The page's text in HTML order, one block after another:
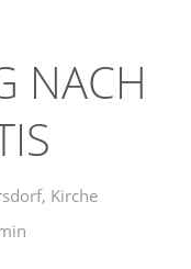
NACH
, Kirche